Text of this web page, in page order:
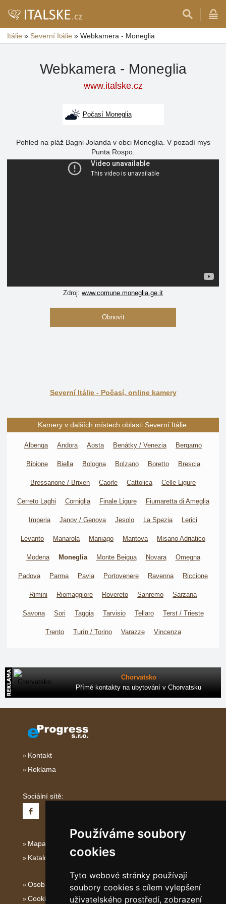
Používáme soubory
cookies
Tyto webové stránky používají
soubory cookies s cílem vylepšení
uživatelského prostředí, zobrazení
Itálie » Severní Itálie » Webkamera - Moneglia
Webkamera - Moneglia
www.italske.cz
Počasí Moneglia
Pohled na pláž Bagni Jolanda v obci Moneglia. V pozadí mys
Punta Rospo.
Zdroj: www.comune.moneglia.ge.it
Obnovit
Severní Itálie - Počasí, online kamery
Kamery v dalších místech oblasti Severní Itálie:
Albenga Andora Aosta Benátky / Venezia Bergamo
Bibione Biella Bologna Bolzano Boretto Brescia
Bressanone / Brixen Caorle Cattolica Celle Ligure
Cerreto Laghi Corniglia Finale Ligure Fiumaretta di Ameglia
Imperia Janov / Genova Jesolo La Spezia Lerici
Levanto Manarola Maniago Mantova Misano Adriatico
Modena Moneglia Monte Beigua Novara Omegna
Padova Parma Pavia Portovenere Ravenna Riccione
Rimini Riomaggiore Rovereto Sanremo Sarzana
Savona Sori Taggia Tarvisio Tellaro Terst / Trieste
Trento Turín / Torino Varazze Vincenza
Chorvatsko
Přímé kontakty na ubytování v Chorvatsku
Kontakt
Reklama
Sociální sítě:
Mapa serveru Severní Itálie
Katalog ubytování
Osobní údaje
Cookies